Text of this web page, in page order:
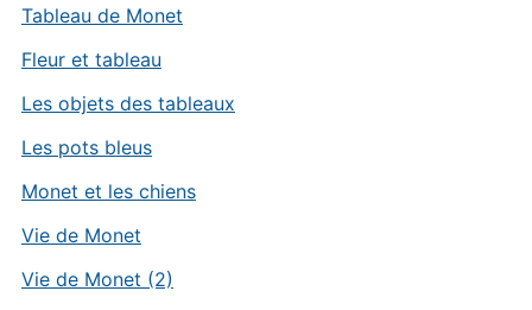
Tableau de Monet
Fleur et tableau
Les objets des tableaux
Les pots bleus
Monet et les chiens
Vie de Monet
Vie de Monet (2)